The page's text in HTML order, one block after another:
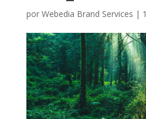
por Webedia Brand Services |